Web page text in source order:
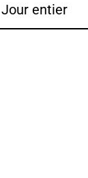
Jour entier